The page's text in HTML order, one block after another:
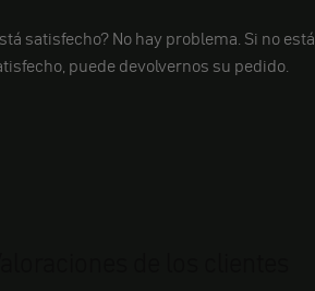
satisfecho? No hay problema. Si no está
puede devolvernos su pedido.